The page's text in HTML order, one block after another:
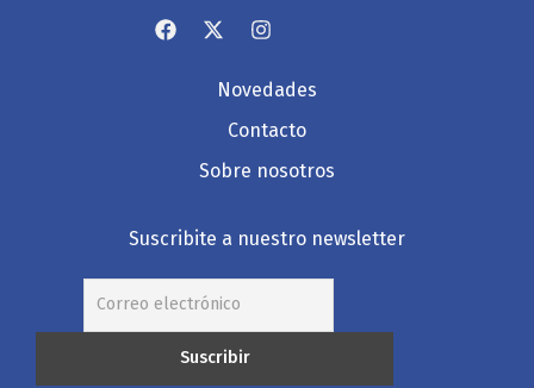
Novedades
Contacto
Sobre nosotros
Suscribite a nuestro newsletter